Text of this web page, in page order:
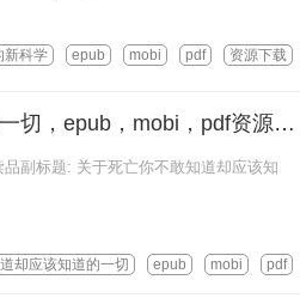
新科学 epub mobi pdf 资源下载
好好告别：关于死亡你不敢知道却应该知道的一切，epub，mobi，pdf资源下载
副标题: 关于死亡你不敢知道却应该知
却应该知道的一切 epub mobi pdf